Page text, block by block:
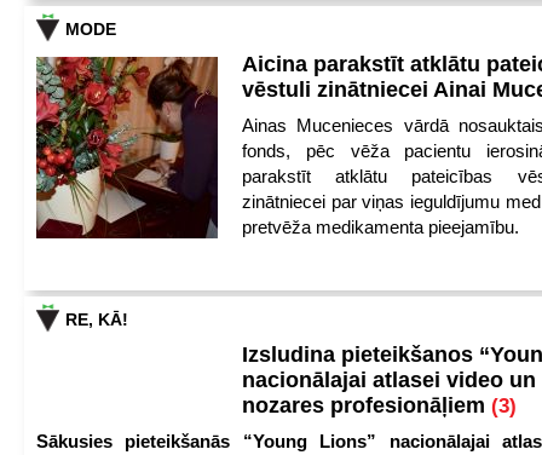
MODE
Aicina parakstīt atklātu
vēstuli zinātniecei Ainai
Ainas Mucenieces vārdā
fonds, pēc vēža pacientu
parakstīt atklātu pateicības
zinātniecei par viņas ieguldījumu
pretvēža medikamenta pieejamību.
RE, KĀ!
Izsludina pieteikšanos
nacionālajai atlasei video
nozares profesionāļiem (3)
Sākusies pieteikšanās “Young Lions” nacionālajai